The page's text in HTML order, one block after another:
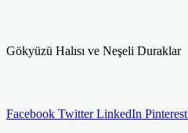
Gökyüzü Halısı ve Neşeli Duraklar
Facebook Twitter LinkedIn Pinterest